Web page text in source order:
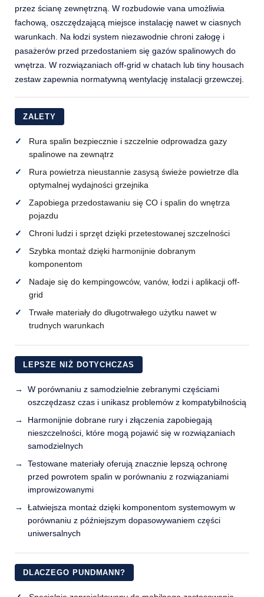
przez ścianę zewnętrzną. W rozbudowie vana umożliwia
fachową, oszczędzającą miejsce instalację nawet w ciasnych
warunkach. Na łodzi system niezawodnie chroni załogę i
pasażerów przed przedostaniem się gazów spalinowych do
wnętrza. W rozwiązaniach off-grid w chatach lub tiny housach
zestaw zapewnia normatywną wentylację instalacji grzewczej.
ZALETY
Rura spalin bezpiecznie i szczelnie odprowadza gazy
spalinowe na zewnątrz
Rura powietrza nieustannie zasysą świeże powietrze dla
optymalnej wydajności grzejnika
Zapobiega przedostawaniu się CO i spalin do wnętrza
pojazdu
Chroni ludzi i sprzęt dzięki przetestowanej szczelności
Szybka montaż dzięki harmonijnie dobranym
komponentom
Nadaje się do kempingowców, vanów, łodzi i aplikacji off-
grid
Trwałe materiały do długotrwałego użytku nawet w
trudnych warunkach
LEPSZE NIŻ DOTYCHCZAS
W porównaniu z samodzielnie zebranymi częściami
oszczędzasz czas i unikasz problemów z kompatybilnością
Harmonijnie dobrane rury i złączenia zapobiegają
nieszczelności, które mogą pojawić się w rozwiązaniach
samodzielnych
Testowane materiały oferują znacznie lepszą ochronę
przed powrotem spalin w porównaniu z rozwiązaniami
improwizowanymi
Łatwiejsza montaż dzięki komponentom systemowym w
porównaniu z późniejszym dopasowywaniem części
uniwersalnych
DLACZEGO PUNDMANN?